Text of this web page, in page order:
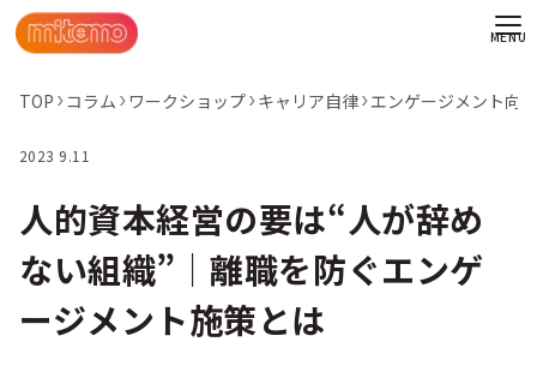
TOP コラム ワークショップ キャリア自律 エンゲージメント向上
2023 9.11
人的資本経営の要は“人が辞め
ない組織”｜離職を防ぐエンゲ
ージメント施策とは